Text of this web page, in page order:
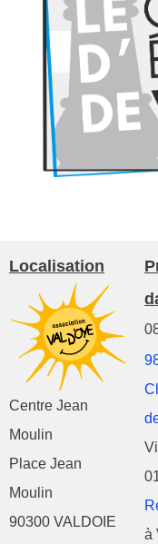
Localisation
Centre Jean
Moulin
Place Jean
Moulin
90300 VALDOIE
à